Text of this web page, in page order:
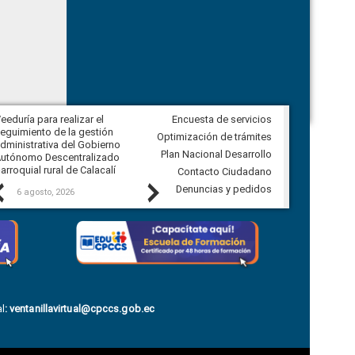
Previous
para realizar el
de la gestión
del Gobierno
Descentralizado
rural de Calacalí
6 agosto, 2026
Veeduría para vigilar los acuerdos,
derivados de la Audiencia Pública
comunidad Urbina, parroquia la
Carolina
5 agosto, 2026
Next
Encuesta de servicios
Optimización de trámites
Plan Nacional Desarrollo
Contacto Ciudadano
Denuncias y pedidos
:ventanillavirtual@cpccs.gob.ec